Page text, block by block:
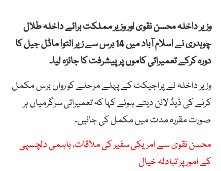
وزیر داخلہ محسن نقوی اور وزیر مملکت برائے داخلہ طلال
چوہدری نے اسلام آباد میں 14 برس سے زیر التوا ماڈل جیل کا
دورہ کرکے تعمیراتی کاموں پر پیشرفت کا جائزہ لیا۔
وزیر داخلہ نے پراجیکٹ کے پہلے مرحلے کو رواں برس مکمل
کرنے کی ڈیڈ لائن دیتے ہوئے کہا کہ تعمیراتی سرگرمیاں ہر
صورت مقررہ مدت میں مکمل کی جائیں۔
محسن نقوی سے امریکی سفیر کی ملاقات، باہمی دلچسپی
کے امور پر تبادلہ خیال